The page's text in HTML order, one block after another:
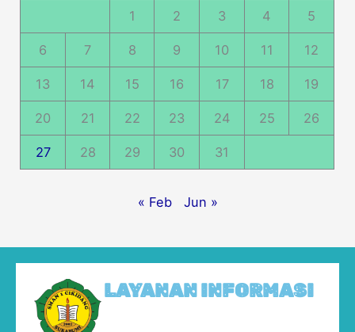
1 2 3 4 5
6 7 8 9 10 11 12
13 14 15 16 17 18 19
20 21 22 23 24 25 26
27 28 29 30 31
« Feb Jun »
LAYANAN INFORMASI